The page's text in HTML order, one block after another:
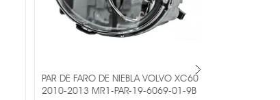
PAR DE FARO DE NIEBLA VOLVO XC60
2010-2013 MR1-PAR-19-6069-01-9B